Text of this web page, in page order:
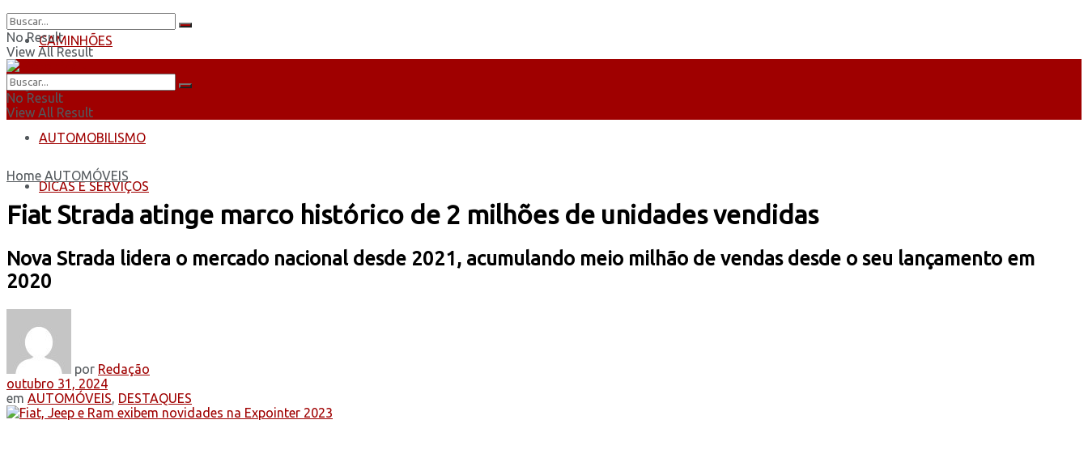
CAMINHÕES
ÔNIBUS
AUTOMOBILISMO
DICAS E SERVIÇOS
No Result
View All Result
No Result
View All Result
Home AUTOMÓVEIS
Fiat Strada atinge marco histórico de 2 milhões de unidades vendidas
Nova Strada lidera o mercado nacional desde 2021, acumulando meio milhão de vendas desde o seu lançamento em
2020
por Redação
outubro 31, 2024
em AUTOMÓVEIS, DESTAQUES